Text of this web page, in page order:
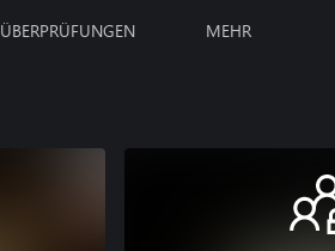
ÜBERPRÜFUNGEN MEHR